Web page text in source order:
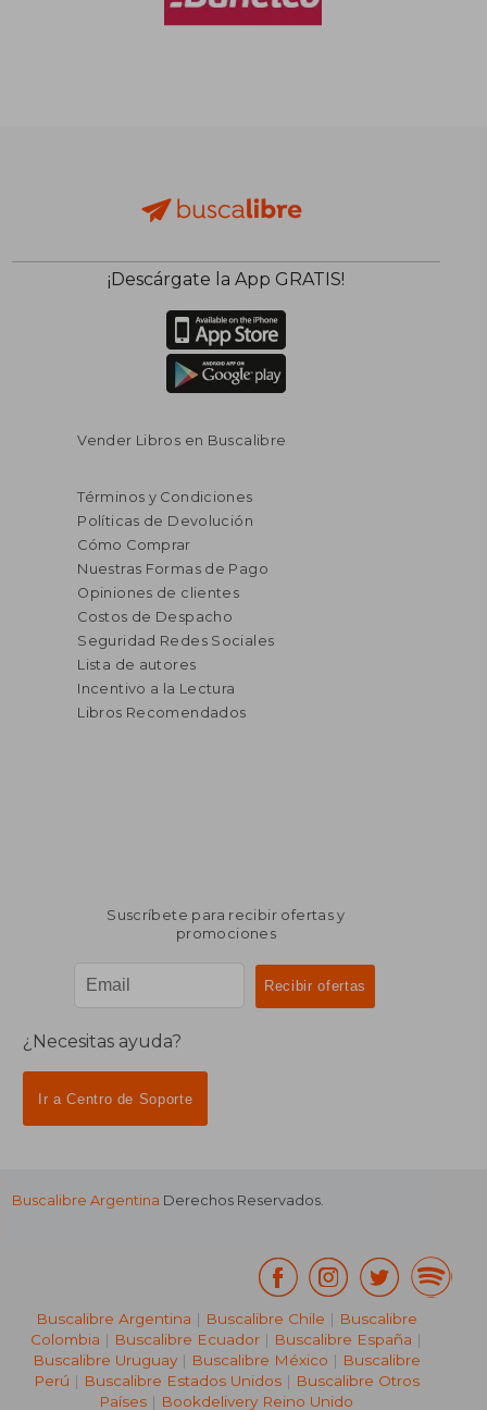
¡Descárgate la App GRATIS!
Vender Libros en Buscalibre
Términos y Condiciones
Políticas de Devolución
Cómo Comprar
Nuestras Formas de Pago
Opiniones de clientes
Costos de Despacho
Seguridad Redes Sociales
Lista de autores
Incentivo a la Lectura
Libros Recomendados
promociones
¿Necesitas ayuda?